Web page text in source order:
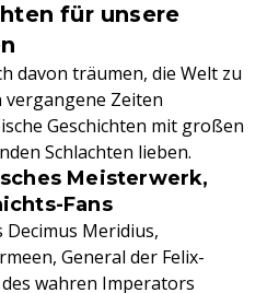
für unsere
davon träumen, die Welt zu
Zeiten
Geschichten mit großen
Schlachten lieben.
Meisterwerk,
Fans
Meridius,
General der Felix-
wahren Imperators